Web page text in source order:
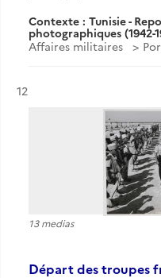
Contexte : Tunisie -
photographiques (1942-
Affaires militaires
Résultat n°
12
13 medias
Départ des troupes